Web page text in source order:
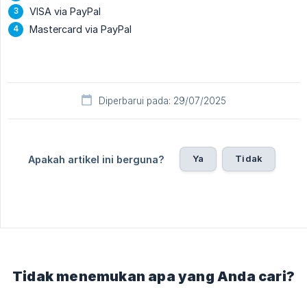
VISA via PayPal
Mastercard via PayPal
Diperbarui pada: 29/07/2025
Apakah artikel ini berguna? Ya Tidak
Tidak menemukan apa yang Anda cari?